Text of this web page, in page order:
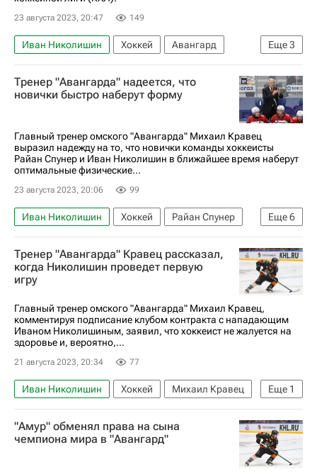
23 августа 2023, 20:47 149
Еще3
Иван Николишин Хоккей
Авангард
Амур
Регулярный чемпионат КХЛ
КХЛ 2025-2026
Тренер "Авангарда" надеется, что
новички быстро наберут форму
Главный тренер омского "Авангарда" Михаил Кравец
выразил надежду на то, что новички команды хоккеисты
Райан Спунер и Иван Николишин в ближайшее время наберут
оптимальные физические...
23 августа 2023, 20:06 99
Еще6
Иван Николишин Хоккей
Райан Спунер
Михаил Кравец
Авангард
Барыс
Локомотив (Ярославль)
Регулярный чемпионат КХЛ
Тренер "Авангарда" Кравец рассказал,
когда Николишин проведет первую
игру
Главный тренер омского "Авангарда" Михаил Кравец,
комментируя подписание клубом контракта с нападающим
Иваном Николишиным, заявил, что хоккеист не жалуется на
здоровье и, вероятно,...
21 августа 2023, 20:34 77
Еще 1
Иван Николишин Хоккей
Михаил Кравец
Авангард
"Амур" обменял права на сына
чемпиона мира в "Авангард"